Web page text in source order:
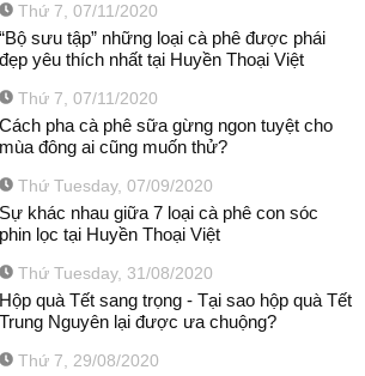
Thứ 7, 07/11/2020
“Bộ sưu tập” những loại cà phê được phái
đẹp yêu thích nhất tại Huyền Thoại Việt
Thứ 7, 07/11/2020
Cách pha cà phê sữa gừng ngon tuyệt cho
mùa đông ai cũng muốn thử?
Thứ Tuesday, 07/09/2020
Sự khác nhau giữa 7 loại cà phê con sóc
phin lọc tại Huyền Thoại Việt
Thứ Tuesday, 31/08/2020
Hộp quà Tết sang trọng - Tại sao hộp quà Tết
Trung Nguyên lại được ưa chuộng?
Thứ 7, 29/08/2020